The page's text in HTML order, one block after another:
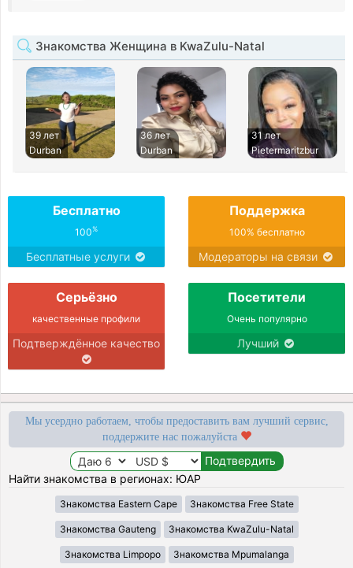
Знакомства Женщина в KwaZulu-Natal
39 лет
Durban
36 лет
Durban
31 лет
Pietermaritzbur
Бесплатно
100%
Бесплатные услуги
Поддержка
100% бесплатно
Модераторы на связи
Серьёзно
качественные профили
Подтверждённое качество
Посетители
Очень популярно
Лучший
Мы усердно работаем, чтобы предоставить вам лучший сервис,
поддержите нас пожалуйста
Найти знакомства в регионах: ЮАР
Знакомства Eastern Cape Знакомства Free State
Знакомства Gauteng Знакомства KwaZulu-Natal
Знакомства Limpopo Знакомства Mpumalanga